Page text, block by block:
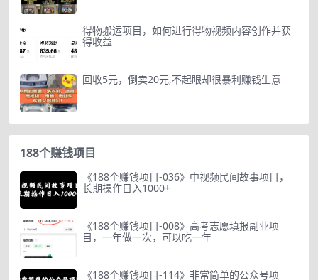
得物搬运项目，如何进行得物视频内容创作并获
得收益
回收5元，倒卖20元,不起眼却很暴利赚钱生意
188个赚钱项目
《188个赚钱项目-036》中视频民间故事项目，
长期操作日入1000+
《188个赚钱项目-008》高考志愿填报副业项
目，一年做一次，可以吃一年
《188个赚钱项目-114》非常简单的公众号项